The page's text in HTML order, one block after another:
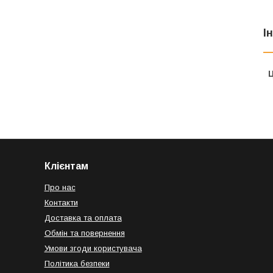
Клієнтам
Про нас
Контакти
Доставка та оплата
Обмін та повернення
Умови згоди користувача
Політика безпеки